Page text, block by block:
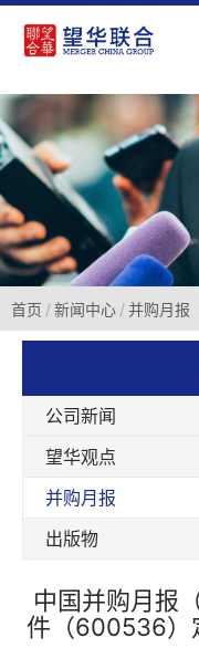
首页 新闻中心 并购月报
公司新闻
望华观点
并购月报
出版物
中国并购月报
件（600536）